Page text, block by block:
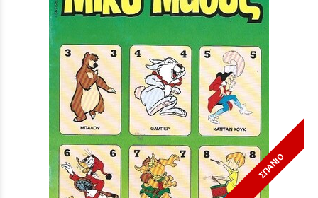
ΣΠΑΝΙΟ